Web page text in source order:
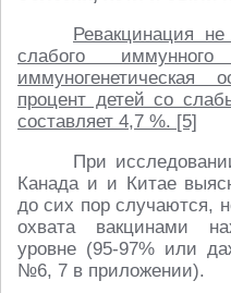
Ревакцинация
слабого
процент детей со
составляет 4,7 %. [5]
При
Канада и и Китае
до сих пор случаются,
охвата вакцинами
уровне (95-97% или
№6, 7 в приложении).